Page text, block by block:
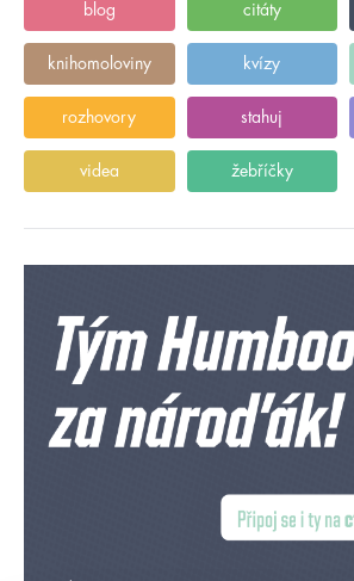
blog citáty
knihomoloviny kvízy
rozhovory stahuj
videa žebříčky